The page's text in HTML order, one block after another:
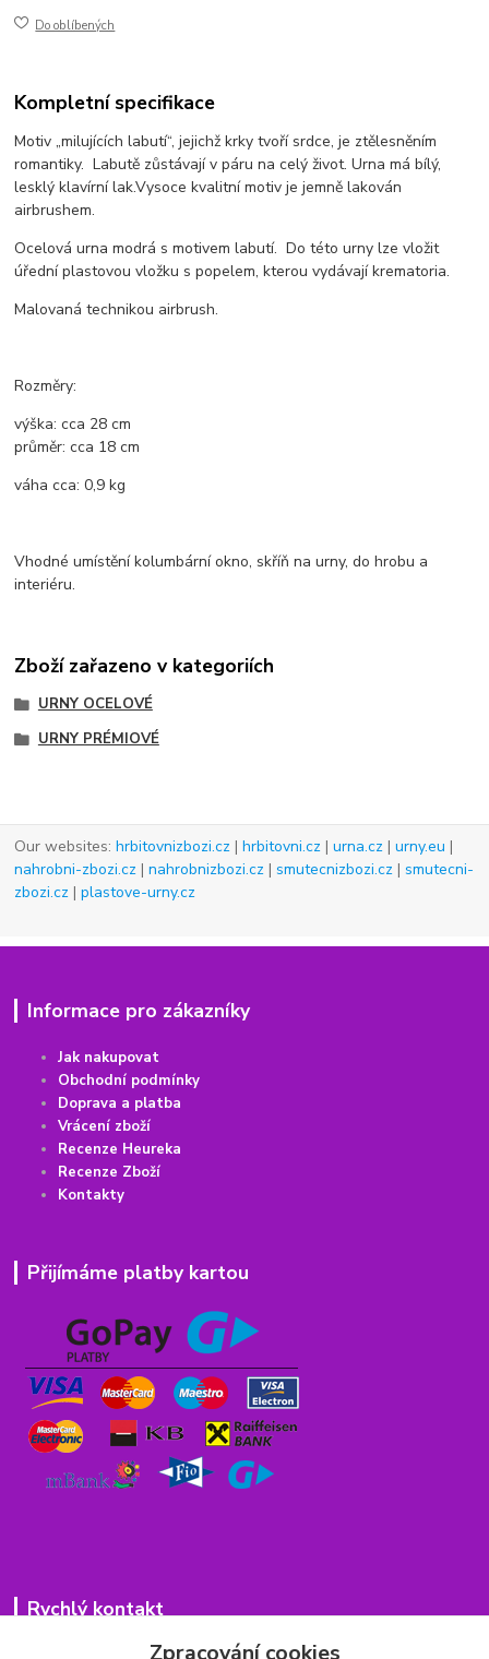
Do oblíbených
Kompletní specifikace
Motiv „milujících labutí“, jejichž krky tvoří srdce, je ztělesněním
romantiky. Labutě zůstávají v páru na celý život. Urna má bílý,
lesklý klavírní lak.Vysoce kvalitní motiv je jemně lakován
airbrushem.
Ocelová urna modrá s motivem labutí. Do této urny lze vložit
úřední plastovou vložku s popelem, kterou vydávají krematoria.
Malovaná technikou airbrush.
Rozměry:
výška:cca 28 cm
průměr:cca 18 cm
váha cca: 0,9 kg
Vhodné umístění kolumbární okno, skříň na urny, do hrobu a
interiéru.
Zboží zařazeno v kategoriích
URNY OCELOVÉ
URNY PRÉMIOVÉ
Our websites:hrbitovnizbozi.cz |hrbitovni.cz |urna.cz |urny.eu |
nahrobni-zbozi.cz |nahrobnizbozi.cz |smutecnizbozi.cz |smutecni-
zbozi.cz |plastove-urny.cz
Informace pro zákazníky
Jak nakupovat
Obchodní podmínky
Doprava a platba
Vrácení zboží
Recenze Heureka
Recenze Zboží
Kontakty
Přijímáme platby kartou
Rychlý kontakt
Zpracování cookies